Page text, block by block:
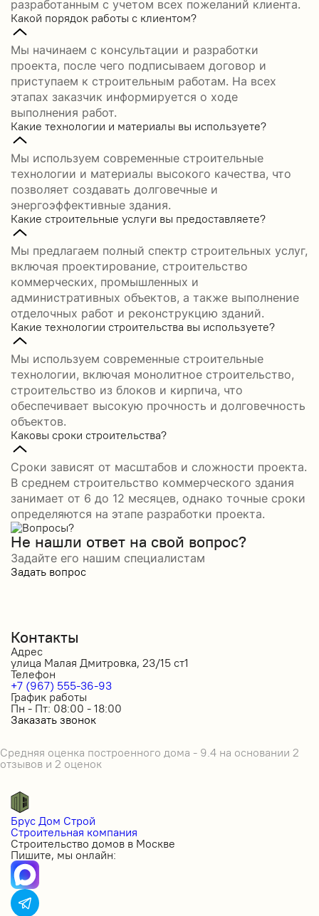
разработанным с учетом всех пожеланий клиента.
Какой порядок работы с клиентом?
Мы начинаем с консультации и разработки
проекта, после чего подписываем договор и
приступаем к строительным работам. На всех
этапах заказчик информируется о ходе
выполнения работ.
Какие технологии и материалы вы используете?
Мы используем современные строительные
технологии и материалы высокого качества, что
позволяет создавать долговечные и
энергоэффективные здания.
Какие строительные услуги вы предоставляете?
Мы предлагаем полный спектр строительных услуг,
включая проектирование, строительство
коммерческих, промышленных и
административных объектов, а также выполнение
отделочных работ и реконструкцию зданий.
Какие технологии строительства вы используете?
Мы используем современные строительные
технологии, включая монолитное строительство,
строительство из блоков и кирпича, что
обеспечивает высокую прочность и долговечность
объектов.
Каковы сроки строительства?
Сроки зависят от масштабов и сложности проекта.
В среднем строительство коммерческого здания
занимает от 6 до 12 месяцев, однако точные сроки
определяются на этапе разработки проекта.
Не нашли ответ на свой вопрос?
Задайте его нашим специалистам
Задать вопрос
Контакты
Адрес
улица Малая Дмитровка, 23/15 ст1
Телефон
+7 (967) 555-36-93
График работы
Пн - Пт: 08:00 - 18:00
Заказать звонок
Средняя оценка построенного дома - 9.4 на основании 2
отзывов и 2 оценок
Брус Дом Строй
Строительная компания
Строительство домов в Москве
Пишите, мы онлайн: